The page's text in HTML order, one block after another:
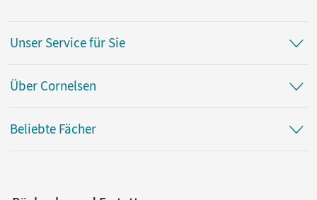
Unser Service für Sie
Über Cornelsen
Beliebte Fächer